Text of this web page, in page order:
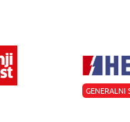
GENERALNI